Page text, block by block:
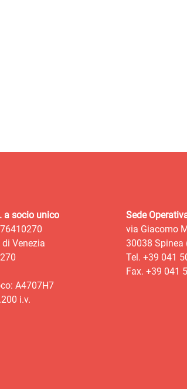
a socio unico
di Venezia
A4707H7
i.v.
Sede
via Giacomo
30038 Spinea
Tel. +39 041
Fax. +39 041